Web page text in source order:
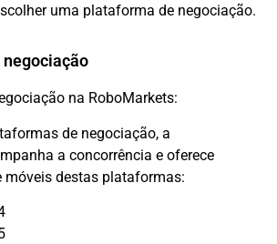
uma plataforma de negociação.
na RoboMarkets:
de negociação, a
a concorrência e oferece
móveis destas plataformas: